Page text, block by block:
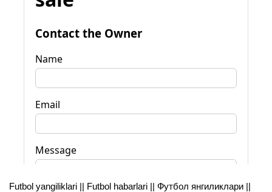
Futbol yangiliklari || Futbol habarlari || Футбол янгиликлари ||